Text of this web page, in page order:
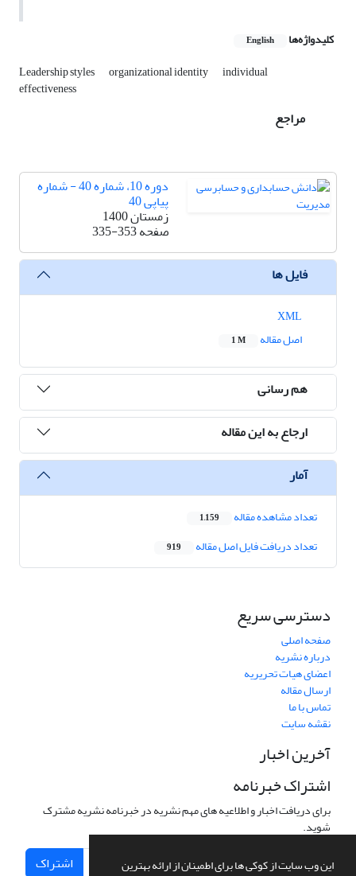
این وب سایت از کوکی ها برای اطمینان از ارائه بهترین
کلیدواژه‌ها English
Leadership styles organizational identity individual
effectiveness
مراجع
دوره 10، شماره 40 - شماره
پیاپی 40
زمستان 1400
صفحه335-353
فایل ها
اصل مقاله
1 M
هم رسانی
ارجاع به این مقاله
آمار
تعداد مشاهده مقاله 1,159
تعداد دریافت فایل اصل مقاله 919
دسترسی سریع
صفحه اصلی
درباره نشریه
اعضای هیات تحریریه
ارسال مقاله
تماس با ما
نقشه سایت
آخرین اخبار
اشتراک خبرنامه
برای دریافت اخبار و اطلاعیه های مهم نشریه در خبرنامه نشریه مشترک
شوید.
اشتراک